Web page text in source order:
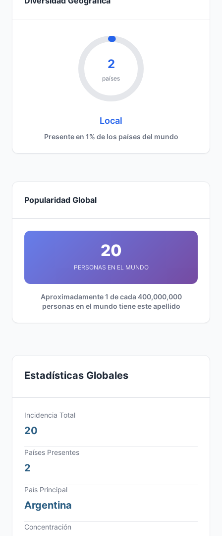
2
países
Local
Presente en 1% de los países del mundo
Popularidad Global
20
PERSONAS EN EL MUNDO
Aproximadamente 1 de cada 400,000,000
personas en el mundo tiene este apellido
Estadísticas Globales
Incidencia Total
20
Países Presentes
2
País Principal
Argentina
Concentración